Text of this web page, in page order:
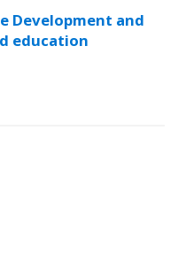
Development and
education